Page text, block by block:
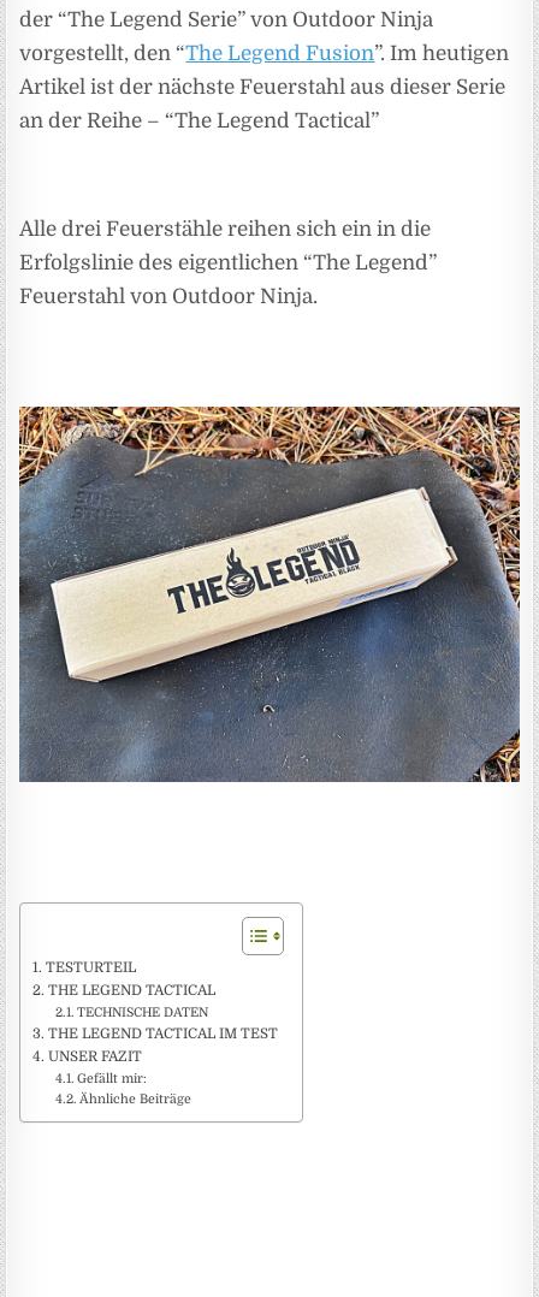
der “The Legend Serie” von Outdoor Ninja
vorgestellt, den “The Legend Fusion”. Im heutigen
Artikel ist der nächste Feuerstahl aus dieser Serie
an der Reihe – “The Legend Tactical”
Alle drei Feuerstähle reihen sich ein in die
Erfolgslinie des eigentlichen “The Legend”
Feuerstahl von Outdoor Ninja.
TESTURTEIL
THE LEGEND TACTICAL
TECHNISCHE DATEN
THE LEGEND TACTICAL IM TEST
UNSER FAZIT
Gefällt mir:
Ähnliche Beiträge